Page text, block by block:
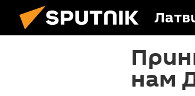
нам